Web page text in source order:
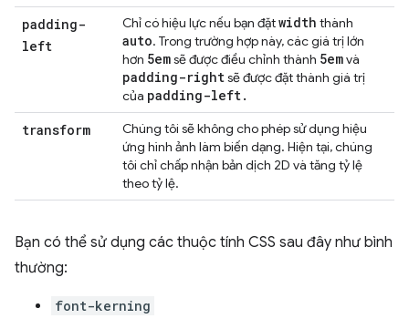
padding-
left
Chỉ có hiệu lực nếu bạn đặtwidth thành
auto. Trong trường hợp này, các giá trị lớn
hơn 5emsẽ được điều chỉnh thành 5emvà
padding-rightsẽ được đặt thành giá trị
của padding-left.
transform
Chúng tôi sẽ không cho phép sử dụng hiệu
ứng hình ảnh làm biến dạng. Hiện tại, chúng
tôi chỉ chấp nhận bản dịch 2D và tăng tỷ lệ
theo tỷ lệ.
Bạn có thể sử dụng các thuộc tính CSS sau đây như bình
thường:
font-kerning